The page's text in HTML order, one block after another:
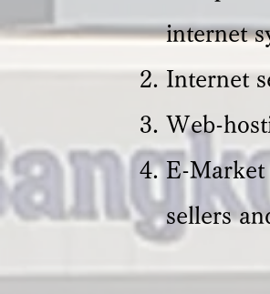
internet
Internet
Web-
E-
sellers